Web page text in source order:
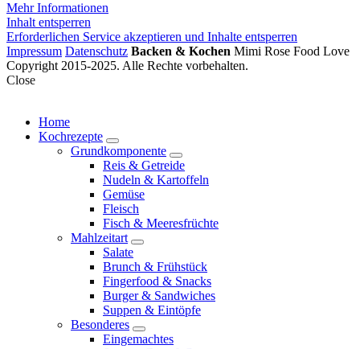
Mehr Informationen
Inhalt entsperren
Erforderlichen Service akzeptieren und Inhalte entsperren
Impressum Datenschutz Backen & Kochen Mimi Rose Food Love
Copyright 2015-2025. Alle Rechte vorbehalten.
Close
Home
Kochrezepte
expand
child
menu
Grundkomponente
expand
child
menu
Reis & Getreide
Nudeln & Kartoffeln
Gemüse
Fleisch
Fisch & Meeresfrüchte
Mahlzeitart
expand
child
menu
Salate
Brunch & Frühstück
Fingerfood & Snacks
Burger & Sandwiches
Suppen & Eintöpfe
Besonderes
expand
child
Eingemachtes